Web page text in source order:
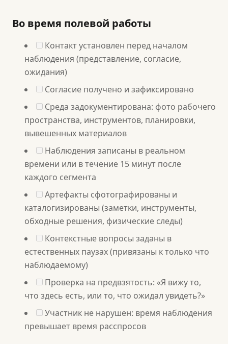
Во время полевой работы
Контакт установлен перед началом
наблюдения (представление, согласие,
ожидания)
Согласие получено и зафиксировано
Среда задокументирована: фото рабочего
пространства, инструментов, планировки,
вывешенных материалов
Наблюдения записаны в реальном
времени или в течение 15 минут после
каждого сегмента
Артефакты сфотографированы и
каталогизированы (заметки, инструменты,
обходные решения, физические следы)
Контекстные вопросы заданы в
естественных паузах (привязаны к только что
наблюдаемому)
Проверка на предвзятость: «Я вижу то,
что здесь есть, или то, что ожидал увидеть?»
Участник не нарушен: время наблюдения
превышает время расспросов